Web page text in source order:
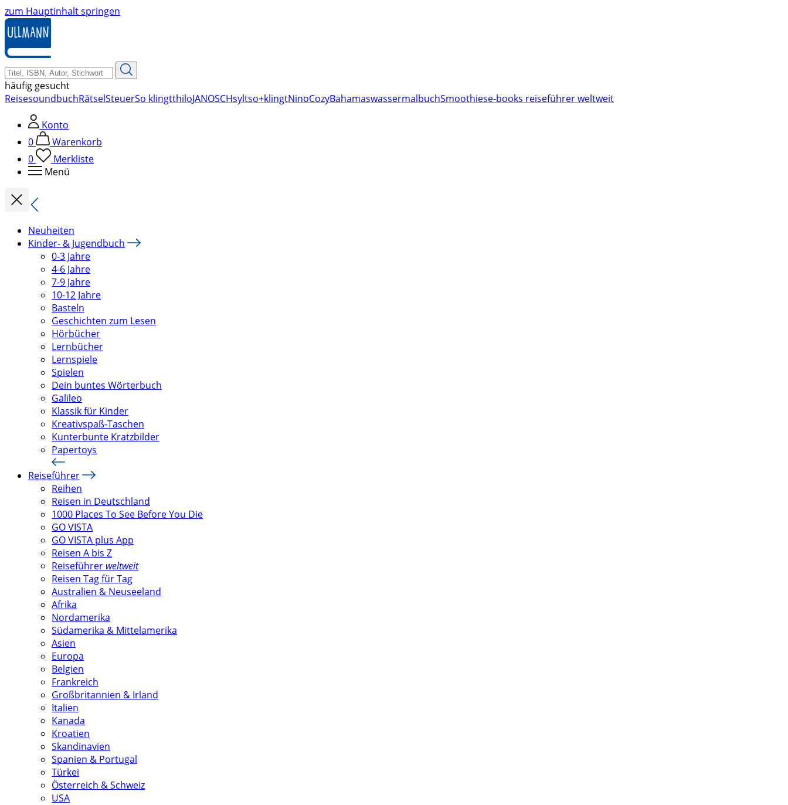
zum Hauptinhalt springen
häufig gesucht
ReisesoundbuchRätselSteuerSo klingtthiloJANOSCHsyltso+klingtNinoCozyBahamaswassermalbuchSmoothiese-books reiseführer weltweit
Konto
0
Warenkorb
0
Merkliste
Menü
Neuheiten
Kinder- & Jugendbuch
0-3 Jahre
4-6 Jahre
7-9 Jahre
10-12 Jahre
Basteln
Geschichten zum Lesen
Hörbücher
Lernbücher
Lernspiele
Spielen
Dein buntes Wörterbuch
Galileo
Klassik für Kinder
Kreativspaß-Taschen
Kunterbunte Kratzbilder
Papertoys
Reiseführer
Reihen
Reisen in Deutschland
1000 Places To See Before You Die
GO VISTA
GO VISTA plus App
Reisen A bis Z
Reiseführer weltweit
Reisen Tag für Tag
Australien & Neuseeland
Afrika
Nordamerika
Südamerika & Mittelamerika
Asien
Europa
Belgien
Frankreich
Großbritannien & Irland
Italien
Kanada
Kroatien
Skandinavien
Spanien & Portugal
Türkei
Österreich & Schweiz
USA